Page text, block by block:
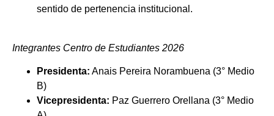
sentido de pertenencia institucional.
Integrantes Centro de Estudiantes 2026
Presidenta: Anais Pereira Norambuena (3° Medio
B)
Vicepresidenta: Paz Guerrero Orellana (3° Medio